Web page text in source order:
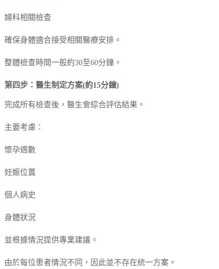
婦科相關檢查
確保身體適合接受相關醫療安排。
整體檢查時間一般約30至60分鐘。
第四步：醫生制定方案(約15分鐘)
完成所有檢查後，醫生會綜合評估結果。
主要考慮：
懷孕週數
妊娠位置
個人病史
身體狀況
並根據情況提供專業建議。
由於每位患者情況不同，因此並不存在統一方案。